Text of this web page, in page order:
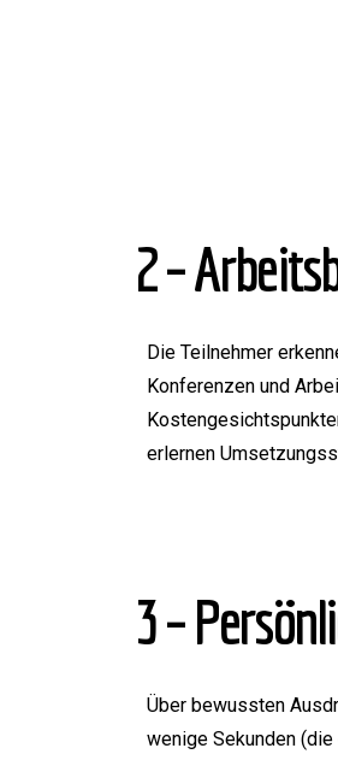
2 –
Die Teilnehmer
Konferenzen und
erlernen
3 –
Über bewussten
wenige Sekunden